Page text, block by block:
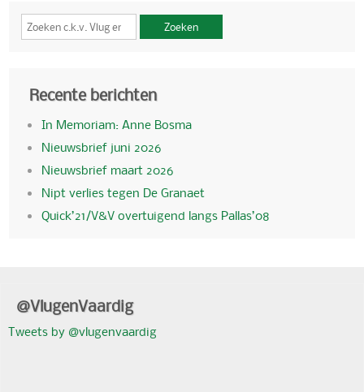
Zoeken
Recente berichten
In Memoriam: Anne Bosma
Nieuwsbrief juni 2026
Nieuwsbrief maart 2026
Nipt verlies tegen De Granaet
Quick’21/V&V overtuigend langs Pallas’08
@VlugenVaardig
Tweets by @vlugenvaardig